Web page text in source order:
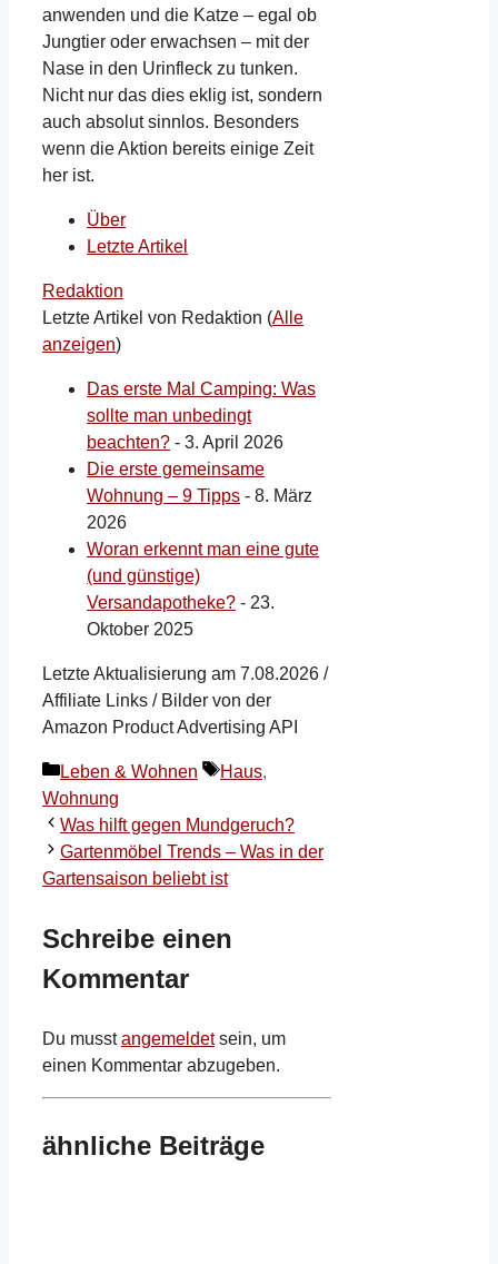
anwenden und die Katze – egal ob
Jungtier oder erwachsen – mit der
Nase in den Urinfleck zu tunken.
Nicht nur das dies eklig ist, sondern
auch absolut sinnlos. Besonders
wenn die Aktion bereits einige Zeit
her ist.
Über
Letzte Artikel
Redaktion
Letzte Artikel von Redaktion (Alle
anzeigen)
Das erste Mal Camping: Was
sollte man unbedingt
beachten? - 3. April 2026
Die erste gemeinsame
Wohnung – 9 Tipps - 8. März
2026
Woran erkennt man eine gute
(und günstige)
Versandapotheke? - 23.
Oktober 2025
Letzte Aktualisierung am 7.08.2026 /
Affiliate Links / Bilder von der
Amazon Product Advertising API
Kategorien
Leben & Wohnen Schlagwörter
Haus,
Wohnung
Was hilft gegen Mundgeruch?
Gartenmöbel Trends – Was in der
Gartensaison beliebt ist
Schreibe einen
Kommentar
Du musstangemeldetsein, um
einen Kommentar abzugeben.
ähnliche Beiträge